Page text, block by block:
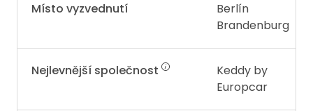
Místo vyzvednutí
Berlín
Brandenburg
Nejlevnější společnost
Keddy by
Europcar